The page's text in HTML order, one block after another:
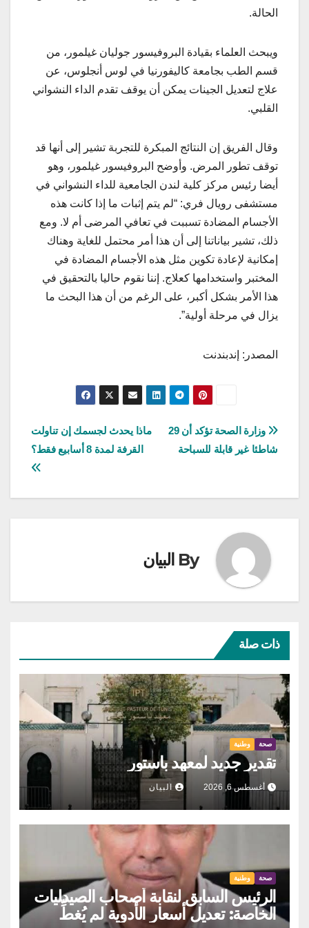
الحالة.
ويبحث العلماء بقيادة البروفيسور جوليان غيلمور، من
قسم الطب بجامعة كاليفورنيا في لوس أنجلوس، عن
علاج لتعديل الجينات يمكن أن يوقف تقدم الداء النشواني
القلبي.
وقال الفريق إن النتائج المبكرة للتجربة تشير إلى أنها قد
توقف تطور المرض. وأوضح البروفيسور غيلمور، وهو
أيضا رئيس مركز كلية لندن الجامعية للداء النشواني في
مستشفى رويال فري: “لم يتم إثبات ما إذا كانت هذه
الأجسام المضادة تسببت في تعافي المرضى أم لا. ومع
ذلك، تشير بياناتنا إلى أن هذا أمر محتمل للغاية وهناك
إمكانية لإعادة تكوين مثل هذه الأجسام المضادة في
المختبر واستخدامها كعلاج. إننا نقوم حاليا بالتحقيق في
هذا الأمر بشكل أكبر، على الرغم من أن هذا البحث ما
يزال في مرحلة أولية”.
المصدر: إندبندنت
تصفّح
المقالات
ماذا يحدث لجسمك إن تناولت
القرفة لمدة 8 أسابيع فقط؟
وزارة الصحة تؤكد أن 29
شاطئا غير قابلة للسباحة
By البيان
ذات صلة
صحة وطنية
تقدير جديد لمعهد باستور
أغسطس 6, 2026 البيان
صحة وطنية
الرئيس السابق لنقابة أصحاب الصيدليات
الخاصة: تعديل أسعار الأدوية لم يُغطِّ